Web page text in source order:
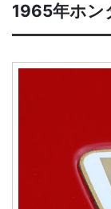
1965年ホン